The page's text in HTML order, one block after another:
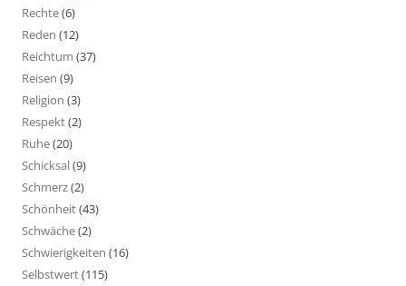
Rechte(6)
Reden (12)
Reichtum (37)
Reisen (9)
Religion (3)
Respekt(2)
Ruhe(20)
Schicksal(9)
Schmerz(2)
Schönheit(43)
Schwäche(2)
Schwierigkeiten (16)
Selbstwert(115)